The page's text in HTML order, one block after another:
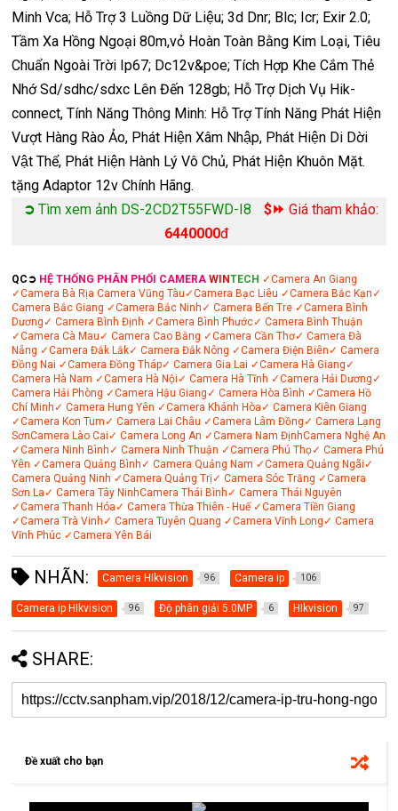
Minh Vca; Hỗ Trợ 3 Luồng Dữ Liệu; 3d Dnr; Blc; Icr; Exir 2.0;
Tầm Xa Hồng Ngoại 80m,vỏ Hoàn Toàn Bằng Kim Loại, Tiêu
Chuẩn Ngoài Trời Ip67; Dc12v&poe; Tích Hợp Khe Cắm Thẻ
Nhớ Sd/sdhc/sdxc Lên Đến 128gb; Hỗ Trợ Dịch Vụ Hik-
connect, Tính Năng Thông Minh: Hỗ Trợ Tính Năng Phát Hiện
Vượt Hàng Rào Ảo, Phát Hiện Xâm Nhập, Phát Hiện Di Dời
Vật Thể, Phát Hiện Hành Lý Vô Chủ, Phát Hiện Khuôn Mặt.
tặng Adaptor 12v Chính Hãng.
➲ Tìm xem ảnh DS-2CD2T55FWD-I8 $⏩Giá tham khảo:
6440000đ
QC➲ HỆ THỐNG PHÂN PHỐI CAMERA WINTECH ✓Camera An Giang
✓Camera Bà Rịa Camera Vũng Tàu ✓Camera Bạc Liêu ✓Camera Bắc Kạn ✓
Camera Bắc Giang ✓Camera Bắc Ninh ✓ Camera Bến Tre ✓Camera Bình
Dương ✓ Camera Bình Định ✓Camera Bình Phước✓ Camera Bình Thuận
✓Camera Cà Mau ✓ Camera Cao Bằng ✓Camera Cần Thơ✓ Camera Đà
Nẵng ✓Camera Đắk Lắk✓ Camera Đắk Nông ✓Camera Điện Biên ✓ Camera
Đồng Nai ✓Camera Đồng Tháp✓ Camera Gia Lai ✓Camera Hà Giang ✓
Camera Hà Nam ✓Camera Hà Nội ✓ Camera Hà Tĩnh ✓Camera Hải Dương ✓
Camera Hải Phòng ✓Camera Hậu Giang ✓ Camera Hòa Bình ✓Camera Hồ
Chí Minh ✓ Camera Hưng Yên ✓Camera Khánh Hòa ✓ Camera Kiên Giang
✓Camera Kon Tum ✓ Camera Lai Châu ✓Camera Lâm Đồng ✓ Camera Lạng
SơnCamera Lào Cai ✓ Camera Long An ✓Camera Nam ĐịnhCamera Nghệ An
✓Camera Ninh Bình ✓ Camera Ninh Thuận ✓Camera Phú Thọ✓ Camera Phú
Yên ✓Camera Quảng Bình ✓ Camera Quảng Nam ✓Camera Quảng Ngãi ✓
Camera Quảng Ninh ✓Camera Quảng Trị ✓ Camera Sóc Trăng ✓Camera
Sơn La ✓ Camera Tây NinhCamera Thái Bình ✓ Camera Thái Nguyên
✓Camera Thanh Hóa ✓ Camera Thừa Thiên - Huế ✓Camera Tiền Giang
✓Camera Trà Vinh ✓ Camera Tuyên Quang ✓Camera Vĩnh Long ✓ Camera
Vĩnh Phúc ✓Camera Yên Bái
NHÃN: Camera HIkvision 96 Camera ip 106
Camera ip HIkvision 96 Độ phân giải 5.0MP 6 HIkvision 97
SHARE:
Đề xuất cho bạn